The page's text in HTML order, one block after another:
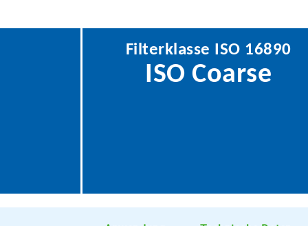
Filterklasse ISO 16890
ISO Coarse